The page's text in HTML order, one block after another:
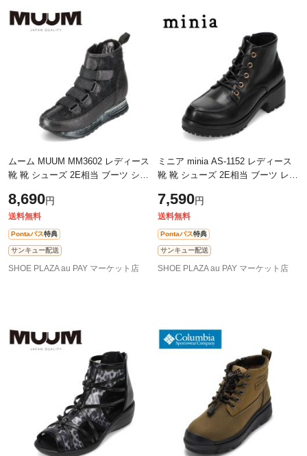
ムーム MUUM MM3602 レディース
靴 靴 シューズ 2E相当 ブーツ ショ
ール クリア グリッター ラメ キラ
キ
8,690円
送料無料
Pontaパス特典
サンキュー配送
SHOE PLAZA au PAY マーケット店
ミニア minia AS-1152 レディース
靴 靴 シューズ 2E相当 ブーツ レー
ー ジッパー チャック ボリューム
ソ
7,590円
送料無料
Pontaパス特典
サンキュー配送
SHOE PLAZA au PAY マーケット店